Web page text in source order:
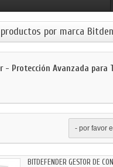
por marca
- Protección Avanzada para
- por favor
BITDEFENDER GESTOR DE